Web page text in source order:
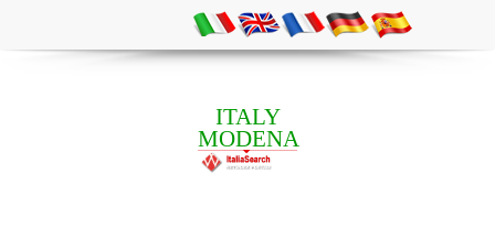
ITALY
MODENA